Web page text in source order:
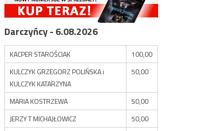
Darczyńcy - 6.08.2026
KACPER STAROŚCIAK
100,00
KULCZYK GRZEGORZ POLIŃSKA i
KULCZYK KATARZYNA
50,00
MARIA KOSTRZEWA
50,00
JERZY T MICHAJŁOWICZ
50,00